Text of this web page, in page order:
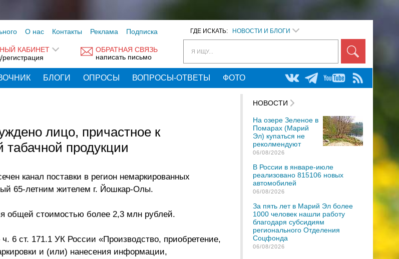
ГДЕ ИСКАТЬ: НОВОСТИ И БЛОГИ
Я ИЩУ...
О нас Контакты Реклама Подписка
ОБРАТНАЯ СВЯЗЬ
написать письмо
КАБИНЕТ
регистрация
БЛОГИ ОПРОСЫ ВОПРОСЫ-ОТВЕТЫ ФОТО
лицо, причастное к
табачной продукции
канал поставки в регион немаркированных
65-летним жителем г. Йошкар-Олы.
общей стоимостью более 2,3 млн рублей.
6 ст. 171.1 УК России «Производство, приобретение,
и (или) нанесения информации,
НОВОСТИ
На озере Зеленое в
Помарах (Марий
Эл) купаться не
реколмендуют
06/08/2026
В России в январе-июле
реализовано 815106 новых
автомобилей
06/08/2026
За пять лет в Марий Эл более
1000 человек нашли работу
благодаря субсидиям
регионального Отделения
Соцфонда
06/08/2026